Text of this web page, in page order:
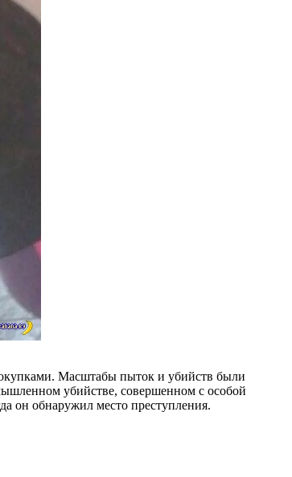
Масштабы пыток и убийств были
убийстве, совершенном с особой
он обнаружил место преступления.